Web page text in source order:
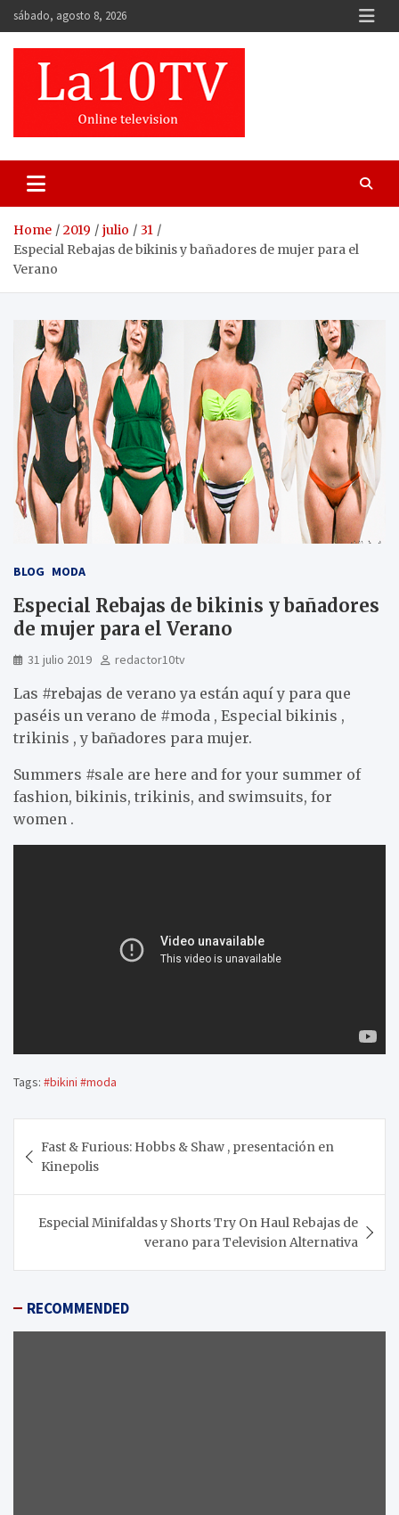
Skip
to
content
sábado, agosto 8, 2026
Home 2019 julio
31
Especial Rebajas de bikinis y bañadores de mujer para el
Verano
BLOG MODA
Especial Rebajas de bikinis y bañadores
de mujer para el Verano
31 julio 2019 redactor10tv
Las #rebajas de verano ya están aquí y para que
paséis un verano de #moda , Especial bikinis ,
trikinis , y bañadores para mujer.
Summers #sale are here and for your summer of
fashion, bikinis, trikinis, and swimsuits, for
women .
Tags: #bikini #moda
de
entradas
Fast & Furious: Hobbs & Shaw , presentación en
Kinepolis
Especial Minifaldas y Shorts Try On Haul Rebajas de
verano para Television Alternativa
RECOMMENDED